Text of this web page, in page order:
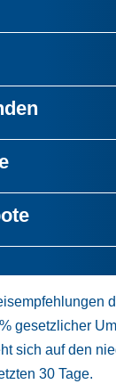
gesetzlicher
sich auf den
30 Tage.